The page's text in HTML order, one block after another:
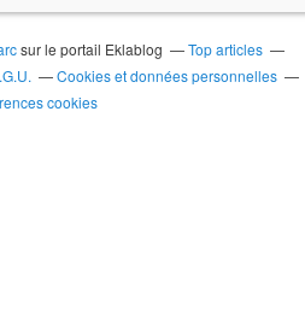
sur le portail Eklablog
Top articles
Cookies et données personnelles
cookies